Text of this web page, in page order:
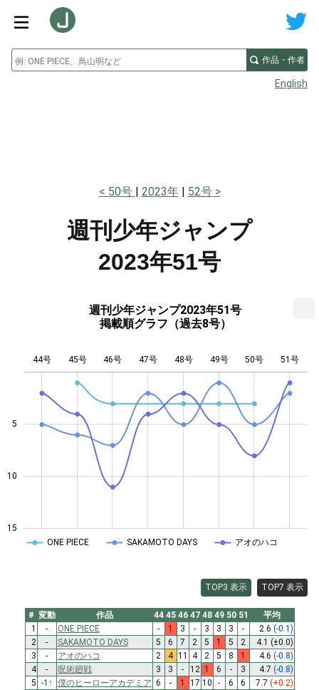
作品・作者
English
50号 2023年 52号
週刊少年ジャンプ
2023年51号
週刊少年ジャンプ2023年51号
掲載順グラフ（過去8号）
15
10
5
44号 45号 46号 47号 48号 49号 50号 51号
ONE PIECE SAKAMOTO DAYS アオのハコ
TOP3 表示 TOP7 表示
# 変動 作品 44 45 46 47 48 49 50 51
平均
1
- ONE PIECE - 1 3 - 3 3 3 - 2.6 (-0.1)
2
- SAKAMOTO DAYS 5 6 7 2 5 1 5 2 4.1 (±0.0)
3
- アオのハコ 2 4 11 4 2 5 8 1 4.6 (-0.8)
4
- 呪術廻戦 3 3 - 12 1 6 - 3 4.7 (-0.8)
5 -1 ↑ 僕のヒーローアカデミア 6 - 1 17 10 - 6 6 7.7 (+0.2)